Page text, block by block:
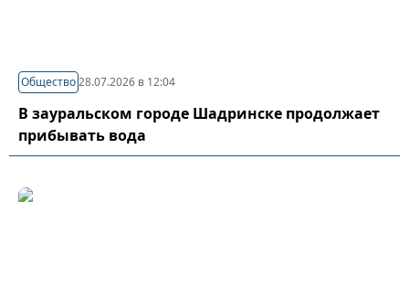
Общество28.07.2026 в 12:04
В зауральском городе Шадринске продолжает
прибывать вода